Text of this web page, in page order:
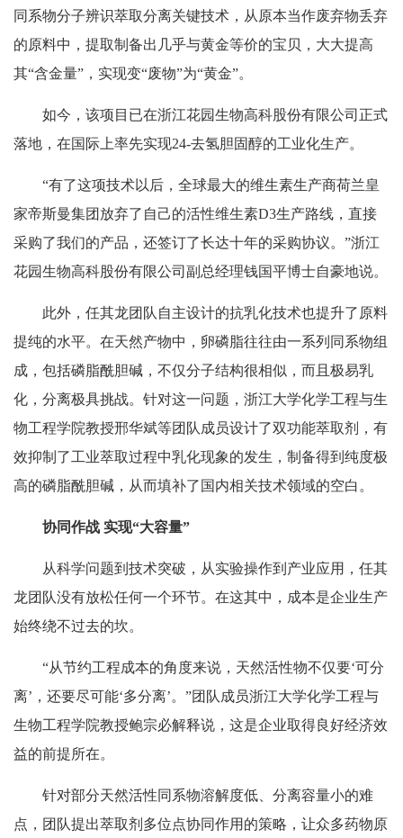
同系物分子辨识萃取分离关键技术，从原本当作废弃物丢弃
的原料中，提取制备出几乎与黄金等价的宝贝，大大提高
其“含金量”，实现变“废物”为“黄金”。
如今，该项目已在浙江花园生物高科股份有限公司正式
落地，在国际上率先实现24-去氢胆固醇的工业化生产。
“有了这项技术以后，全球最大的维生素生产商荷兰皇
家帝斯曼集团放弃了自己的活性维生素D3生产路线，直接
采购了我们的产品，还签订了长达十年的采购协议。”浙江
花园生物高科股份有限公司副总经理钱国平博士自豪地说。
此外，任其龙团队自主设计的抗乳化技术也提升了原料
提纯的水平。在天然产物中，卵磷脂往往由一系列同系物组
成，包括磷脂酰胆碱，不仅分子结构很相似，而且极易乳
化，分离极具挑战。针对这一问题，浙江大学化学工程与生
物工程学院教授邢华斌等团队成员设计了双功能萃取剂，有
效抑制了工业萃取过程中乳化现象的发生，制备得到纯度极
高的磷脂酰胆碱，从而填补了国内相关技术领域的空白。
协同作战 实现“大容量”
从科学问题到技术突破，从实验操作到产业应用，任其
龙团队没有放松任何一个环节。在这其中，成本是企业生产
始终绕不过去的坎。
“从节约工程成本的角度来说，天然活性物不仅要‘可分
离’，还要尽可能‘多分离’。”团队成员浙江大学化学工程与
生物工程学院教授鲍宗必解释说，这是企业取得良好经济效
益的前提所在。
针对部分天然活性同系物溶解度低、分离容量小的难
点，团队提出萃取剂多位点协同作用的策略，让众多药物原